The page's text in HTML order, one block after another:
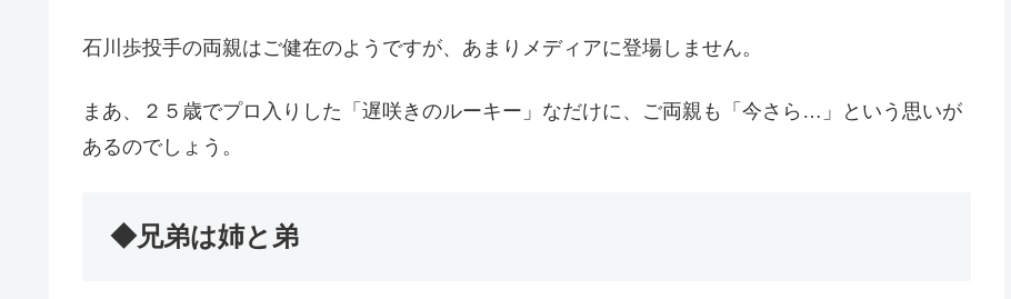
石川歩投手の両親はご健在のようですが、あまりメディアに登場しません。
まあ、２５歳でプロ入りした「遅咲きのルーキー」なだけに、ご両親も「今さら…」という思いが
あるのでしょう。
◆兄弟は姉と弟